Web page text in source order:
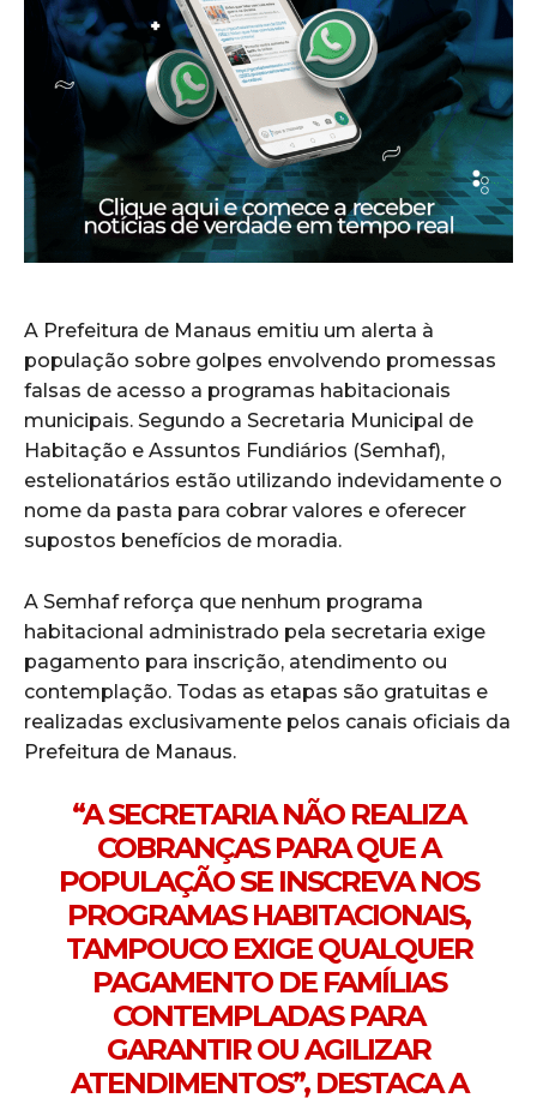
A Prefeitura de Manaus emitiu um alerta à
população sobre golpes envolvendo promessas
falsas de acesso a programas habitacionais
municipais. Segundo a Secretaria Municipal de
Habitação e Assuntos Fundiários (Semhaf),
estelionatários estão utilizando indevidamente o
nome da pasta para cobrar valores e oferecer
supostos benefícios de moradia.
A Semhaf reforça que nenhum programa
habitacional administrado pela secretaria exige
pagamento para inscrição, atendimento ou
contemplação. Todas as etapas são gratuitas e
realizadas exclusivamente pelos canais oficiais da
Prefeitura de Manaus.
“A SECRETARIA NÃO REALIZA
COBRANÇAS PARA QUE A
POPULAÇÃO SE INSCREVA NOS
PROGRAMAS HABITACIONAIS,
TAMPOUCO EXIGE QUALQUER
PAGAMENTO DE FAMÍLIAS
CONTEMPLADAS PARA
GARANTIR OU AGILIZAR
ATENDIMENTOS”, DESTACA A